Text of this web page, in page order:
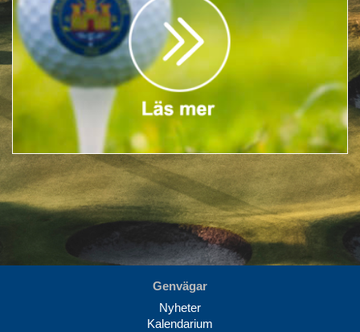
Genvägar
Nyheter
Kalendarium